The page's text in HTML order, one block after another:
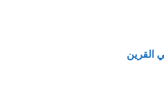
القرين